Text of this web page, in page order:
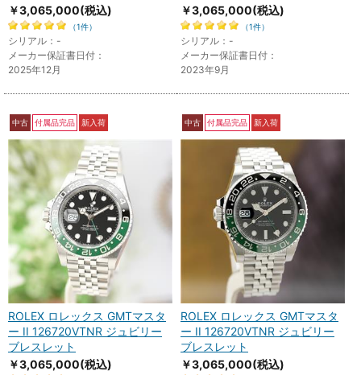
￥3,065,000(税込)
（1件）
シリアル：-
メーカー保証書日付：
2025年12月
￥3,065,000(税込)
（1件）
シリアル：-
メーカー保証書日付：
2023年9月
中古 付属品完品 新入荷
ROLEX ロレックス GMTマスタ
ー II 126720VTNR ジュビリー
ブレスレット
￥3,065,000(税込)
中古 付属品完品 新入荷
ROLEX ロレックス GMTマスタ
ー II 126720VTNR ジュビリー
ブレスレット
￥3,065,000(税込)